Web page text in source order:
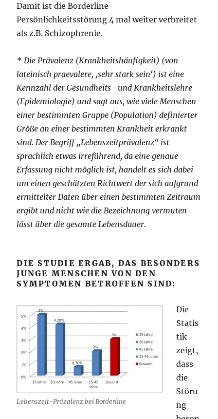
Damit ist die Borderline-
Persönlichkeitsstörung 4 mal weiter verbreitet
als z.B. Schizophrenie.
* Die Prävalenz (Krankheitshäufigkeit) (von
lateinisch praevalere, ‚sehr stark sein‘) ist eine
Kennzahl der Gesundheits- und Krankheitslehre
(Epidemiologie) und sagt aus, wie viele Menschen
einer bestimmten Gruppe (Population) definierter
Größe an einer bestimmten Krankheit erkrankt
sind. Der Begriff „Lebenszeitprävalenz“ ist
sprachlich etwas irreführend, da eine genaue
Erfassung nicht möglich ist, handelt es sich dabei
um einen geschätzten Richtwert der sich aufgrund
ermittelter Daten über einen bestimmten Zeitraum
ergibt und nicht wie die Bezeichnung vermuten
lässt über die gesamte Lebensdauer.
DIE STUDIE ERGAB, DAS BESONDERS
JUNGE MENSCHEN VON DEN
SYMPTOMEN BETROFFEN SIND:
Lebenszeit-Präzalenz bei Borderline
Die
Statis
tik
zeigt,
dass
die
Störu
ng